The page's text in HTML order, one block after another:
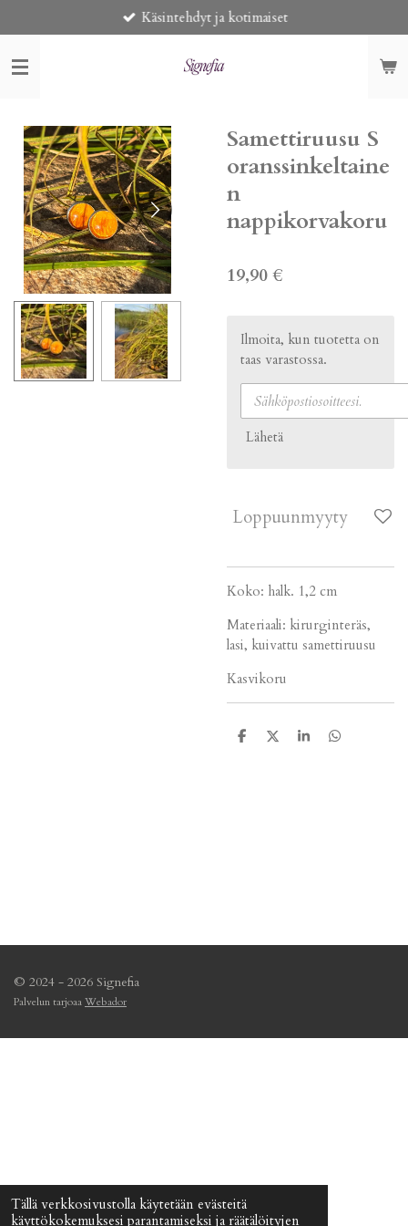
Tällä verkkosivustolla käytetään evästeitä
käyttökokemuksesi parantamiseksi ja räätälöityjen
pääsisältöön
Käsintehdyt ja kotimaiset
Samettiruusu S
oranssinkeltaine
n
nappikorvakoru
19,90 €
Ilmoita, kun tuotetta on
taas varastossa.
Lähetä
Loppuunmyyty
Koko: halk. 1,2 cm
Materiaali: kirurginteräs,
lasi, kuivattu samettiruusu
Kasvikoru
J
J
J
J
© 2024 - 2026 Signefia
Palvelun tarjoaaWebador